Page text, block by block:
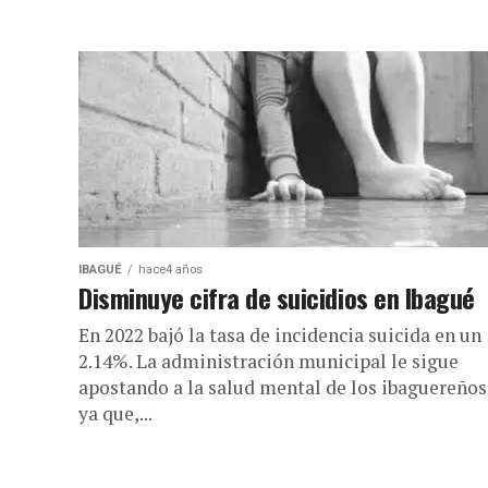
IBAGUÉ hace4 años
Disminuye cifra de suicidios en Ibagué
En 2022 bajó la tasa de incidencia suicida en un
2.14%. La administración municipal le sigue
apostando a la salud mental de los
ya que,...